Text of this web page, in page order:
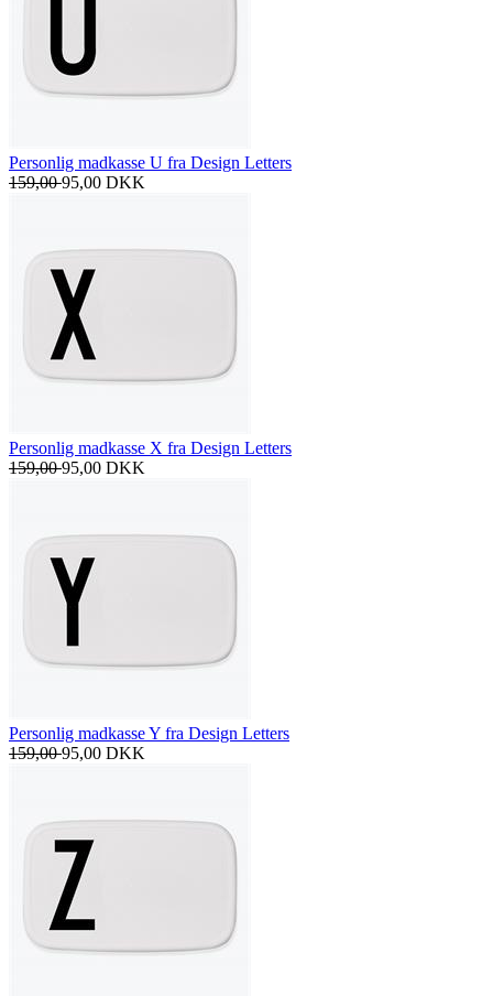
Personlig madkasse U fra Design Letters
159,0095,00 DKK
Personlig madkasse X fra Design Letters
159,0095,00 DKK
Personlig madkasse Y fra Design Letters
159,0095,00 DKK